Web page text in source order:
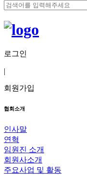
로그인
|
회원가입
협회소개
인사말
연혁
임원진 소개
회원사소개
주요사업 및 활동